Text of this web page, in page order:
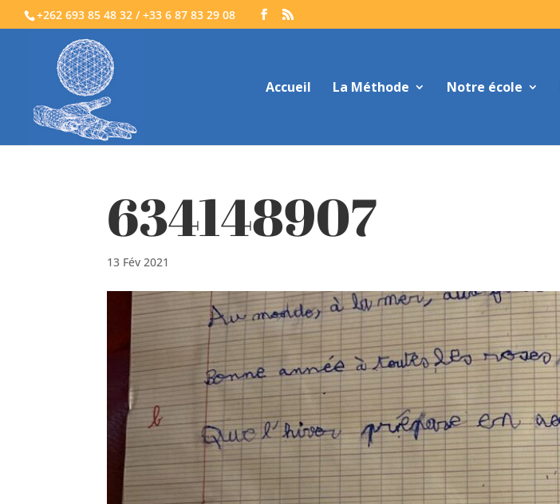
+262 693 85 48 32 / +33 6 87 83 29 08
Accueil La Méthode Notre école
634148907
13 Fév 2021